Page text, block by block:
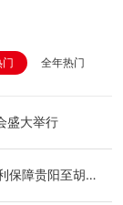
全年热门
盛大举行
保障贵阳至胡